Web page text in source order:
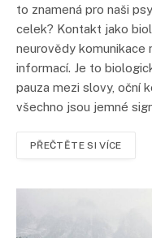
to znamená pro naši
celek? Kontakt jako
neurovědy komunikace
informací. Je to
pauza mezi slovy, oční
všechno jsou jemné
PŘEČTĚTE SI VÍCE